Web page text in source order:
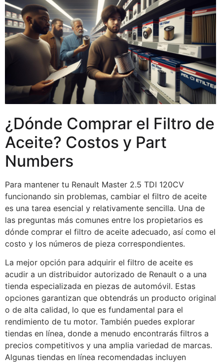
¿Dónde Comprar el Filtro de
Aceite? Costos y Part
Numbers
Para mantener tu Renault Master 2.5 TDI 120CV
funcionando sin problemas, cambiar el filtro de aceite
es una tarea esencial y relativamente sencilla. Una de
las preguntas más comunes entre los propietarios es
dónde comprar el filtro de aceite adecuado, así como el
costo y los números de pieza correspondientes.
La mejor opción para adquirir el filtro de aceite es
acudir a un distribuidor autorizado de Renault o a una
tienda especializada en piezas de automóvil. Estas
opciones garantizan que obtendrás un producto original
o de alta calidad, lo que es fundamental para el
rendimiento de tu motor. También puedes explorar
tiendas en línea, donde a menudo encontrarás filtros a
precios competitivos y una amplia variedad de marcas.
Algunas tiendas en línea recomendadas incluyen